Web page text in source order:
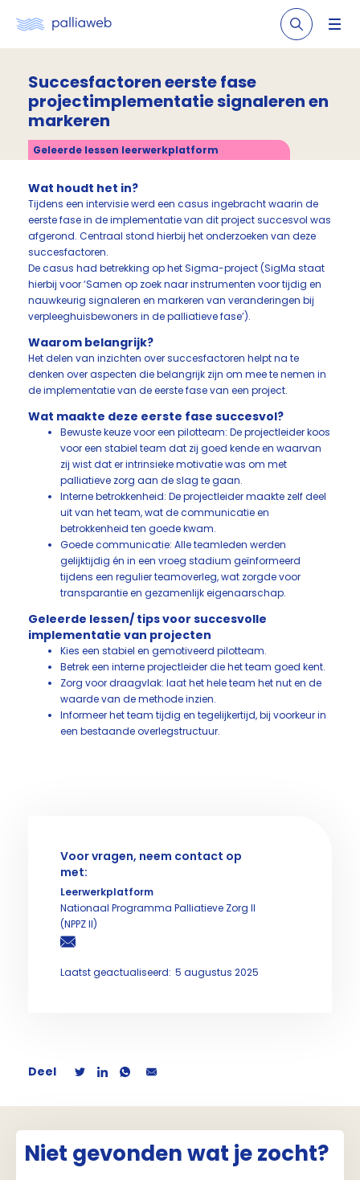
Succesfactoren eerste fase
projectimplementatie signaleren en
markeren
Geleerde lessen leerwerkplatform
Wat houdt het in?
Tijdens een intervisie werd een casus ingebracht waarin de
eerste fase in de implementatie van dit project succesvol was
afgerond. Centraal stond hierbij het onderzoeken van deze
succesfactoren.
De casus had betrekking op het Sigma-project (SigMa staat
hierbij voor ‘Samen op zoek naar instrumenten voor tijdig en
nauwkeurig signaleren en markeren van veranderingen bij
verpleeghuisbewoners in de palliatieve fase’).
Waarom belangrijk?
Het delen van inzichten over succesfactoren helpt na te
denken over aspecten die belangrijk zijn om mee te nemen in
de implementatie van de eerste fase van een project.
Wat maakte deze eerste fase succesvol?
Bewuste keuze voor een pilotteam: De projectleider koos
voor een stabiel team dat zij goed kende en waarvan
zij wist dat er intrinsieke motivatie was om met
palliatieve zorg aan de slag te gaan.
Interne betrokkenheid: De projectleider maakte zelf deel
uit van het team, wat de communicatie en
betrokkenheid ten goede kwam.
Goede communicatie: Alle teamleden werden
gelijktijdig én in een vroeg stadium geïnformeerd
tijdens een regulier teamoverleg, wat zorgde voor
transparantie en gezamenlijk eigenaarschap.
Geleerde lessen/ tips voor succesvolle
implementatie van projecten
Kies een stabiel en gemotiveerd pilotteam.
Betrek een interne projectleider die het team goed kent.
Zorg voor draagvlak: laat het hele team het nut en de
waarde van de methode inzien.
Informeer het team tijdig en tegelijkertijd, bij voorkeur in
een bestaande overlegstructuur.
Voor vragen, neem contact op
met:
Leerwerkplatform
Nationaal Programma Palliatieve Zorg II
(NPPZ II)
Laatst geactualiseerd: 5 augustus 2025
Deel
Niet gevonden wat je zocht?